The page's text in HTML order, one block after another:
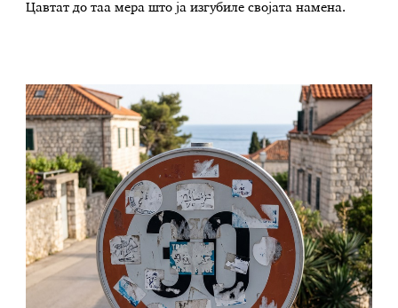
Цавтат до таа мера што ја изгубиле својата намена.